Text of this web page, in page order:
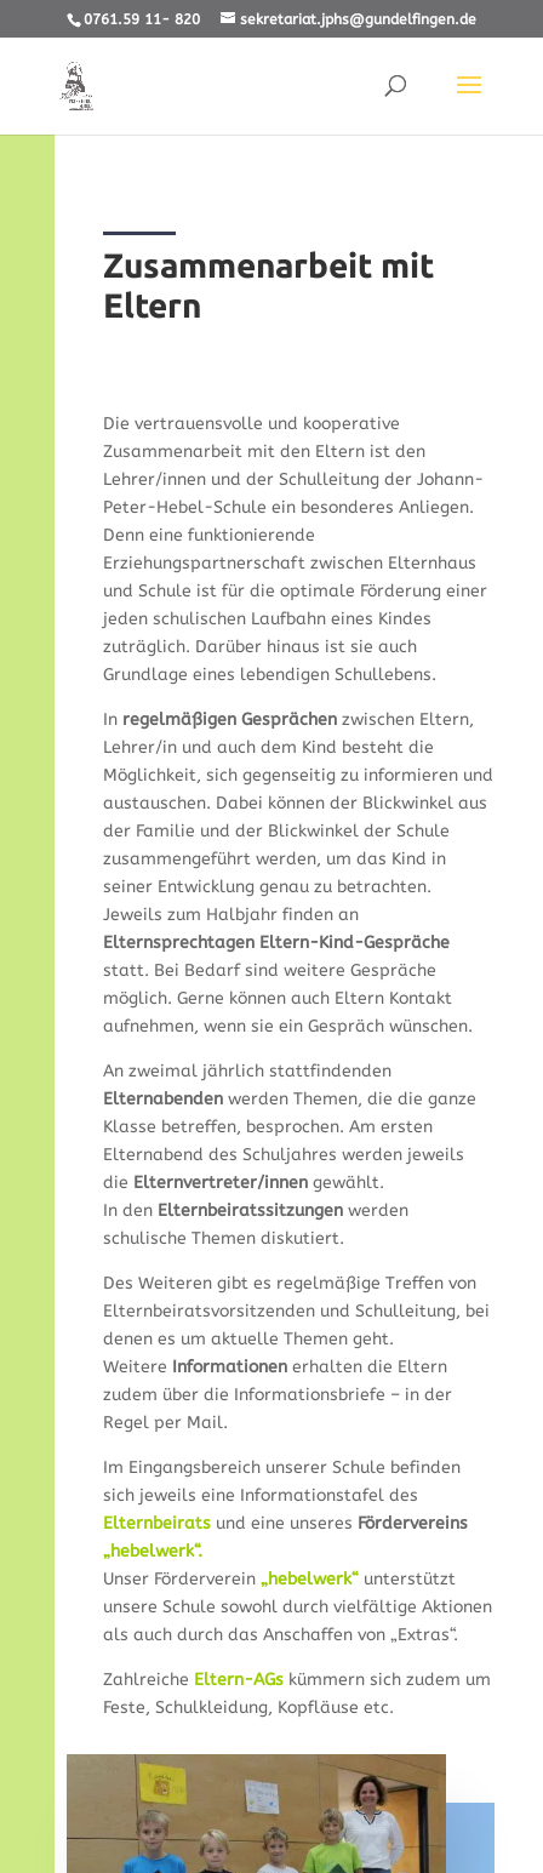
0761.59 11- 820 sekretariat.jphs@gundelfingen.de
Zusammenarbeit mit
Eltern
Die vertrauensvolle und kooperative
Zusammenarbeit mit den Eltern ist den
Lehrer/innen und der Schulleitung der Johann-
Peter-Hebel-Schule ein besonderes Anliegen.
Denn eine funktionierende
Erziehungspartnerschaft zwischen Elternhaus
und Schule ist für die optimale Förderung einer
jeden schulischen Laufbahn eines Kindes
zuträglich. Darüber hinaus ist sie auch
Grundlage eines lebendigen Schullebens.
In regelmäßigen Gesprächen zwischen Eltern,
Lehrer/in und auch dem Kind besteht die
Möglichkeit, sich gegenseitig zu informieren und
austauschen. Dabei können der Blickwinkel aus
der Familie und der Blickwinkel der Schule
zusammengeführt werden, um das Kind in
seiner Entwicklung genau zu betrachten.
Jeweils zum Halbjahr finden an
Elternsprechtagen Eltern-Kind-Gespräche
statt. Bei Bedarf sind weitere Gespräche
möglich. Gerne können auch Eltern Kontakt
aufnehmen, wenn sie ein Gespräch wünschen.
An zweimal jährlich stattfindenden
Elternabenden werden Themen, die die ganze
Klasse betreffen, besprochen. Am ersten
Elternabend des Schuljahres werden jeweils
die Elternvertreter/innen gewählt.
In den Elternbeiratssitzungen werden
schulische Themen diskutiert.
Des Weiteren gibt es regelmäßige Treffen von
Elternbeiratsvorsitzenden und Schulleitung, bei
denen es um aktuelle Themen geht.
Weitere Informationen erhalten die Eltern
zudem über die Informationsbriefe – in der
Regel per Mail.
Im Eingangsbereich unserer Schule befinden
sich jeweils eine Informationstafel des
Elternbeirats und eine unseres Fördervereins
„hebelwerk“.
Unser Förderverein „hebelwerk“ unterstützt
unsere Schule sowohl durch vielfältige Aktionen
als auch durch das Anschaffen von „Extras“.
Zahlreiche Eltern-AGs kümmern sich zudem um
Feste, Schulkleidung, Kopfläuse etc.